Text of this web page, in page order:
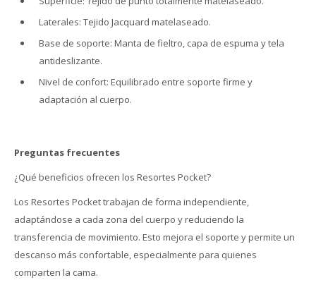
Laterales: Tejido Jacquard matelaseado.
Base de soporte: Manta de fieltro, capa de espuma y tela
antideslizante.
Nivel de confort: Equilibrado entre soporte firme y
adaptación al cuerpo.
Preguntas frecuentes
¿Qué beneficios ofrecen los Resortes Pocket?
Los Resortes Pocket trabajan de forma independiente,
adaptándose a cada zona del cuerpo y reduciendo la
transferencia de movimiento. Esto mejora el soporte y permite un
descanso más confortable, especialmente para quienes
comparten la cama.